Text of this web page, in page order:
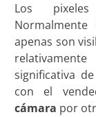
Los
apenas son
significativa
con el
cámara por